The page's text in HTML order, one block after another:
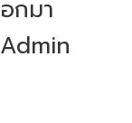
กมา